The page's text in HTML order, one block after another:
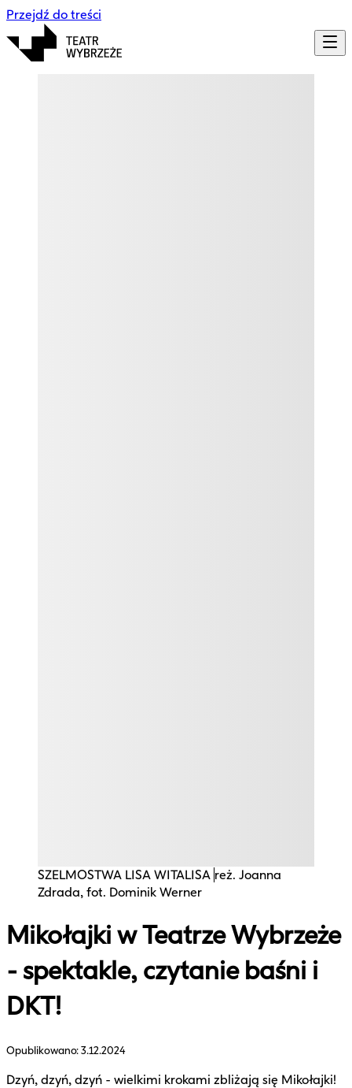
Przejdź do treści
SZELMOSTWA LISA WITALISA reż. Joanna
Zdrada, fot. Dominik Werner
Mikołajki w Teatrze Wybrzeże
- spektakle, czytanie baśni i
DKT!
Opublikowano:3.12.2024
Dzyń, dzyń, dzyń - wielkimi krokami zbliżają się Mikołajki!